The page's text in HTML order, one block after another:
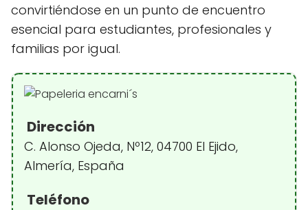
convirtiéndose en un punto de encuentro
esencial para estudiantes, profesionales y
familias por igual.
Dirección
C. Alonso Ojeda, Nº12, 04700 El Ejido,
Almería, España
Teléfono